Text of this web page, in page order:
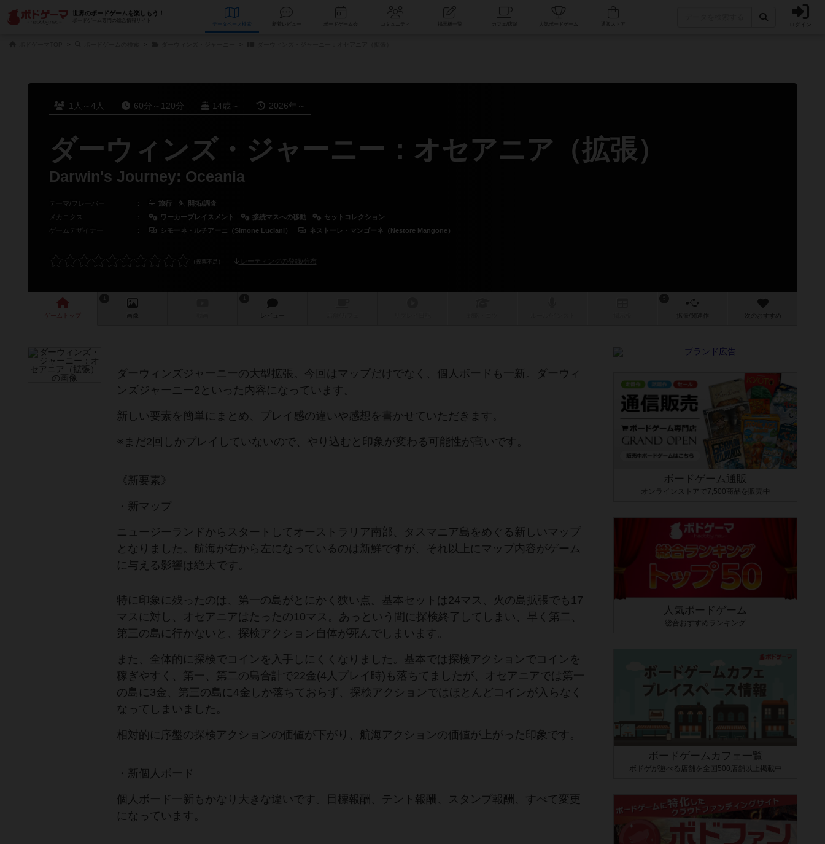
世界のボードゲームを楽しもう！
ボードゲーム専門の総合情報サイト
データベース コミュニティ 人気ボードゲーム ログイン
1人～4人 60分～120分 14歳～ 2026年～
ダーウィンズ・ジャーニー：オセアニア（拡張）
Darwin's Journey: Oceania
テーマ/フレーバー ： 旅行
開拓/調査
メカニクス
： ワーカープレイスメント 接続マスへの移動
セットコレクション
ゲームデザイナー
： シモーネ・ルチアーニ（Simone Luciani） ネストーレ・マンゴーネ（Nestore Mangone）
レーティングの登録/分布
ゲーム 画像 レビュー 作 次のおすすめ
ダーウィンズジャーニーの大型拡張。今回はマップだけでなく、個人ボードも一新。ダーウィ
ンズジャーニー2といった内容になっています。
新しい要素を簡単にまとめ、プレイ感の違いや感想を書かせていただきます。
※まだ2回しかプレイしていないので、やり込むと印象が変わる可能性が高いです。
《新要素》
・新マップ
ニュージーランドからスタートしてオーストラリア南部、タスマニア島をめぐる新しいマップ
となりました。航海が右から左になっているのは新鮮ですが、それ以上にマップ内容がゲーム
に与える影響は絶大です。
特に印象に残ったのは、第一の島がとにかく狭い点。基本セットは24マス、火の島拡張でも17
マスに対し、オセアニアはたったの10マス。あっという間に探検終了してしまい、早く第二、
第三の島に行かないと、探検アクション自体が死んでしまいます。
また、全体的に探検でコインを入手しにくくなりました。基本では探検アクションでコインを
稼ぎやすく、第一、第二の島合計で22金(4人プレイ時)も落ちてましたが、オセアニアでは第一
の島に3金、第三の島に4金しか落ちておらず、探検アクションではほとんどコインが入らなく
なってしまいました。
相対的に序盤の探検アクションの価値が下がり、航海アクションの価値が上がった印象です。
・新個人ボード
個人ボード一新もかなり大きな違いです。目標報酬、テント報酬、スタンプ報酬、すべて変更
になっています。
ボードゲーム通販
オンラインストアで7,500商品を販売中
人気ボードゲーム
総合おすすめランキング
ボードゲームカフェ一覧
ボドゲが遊べる店舗を全国500店舗以上掲載中